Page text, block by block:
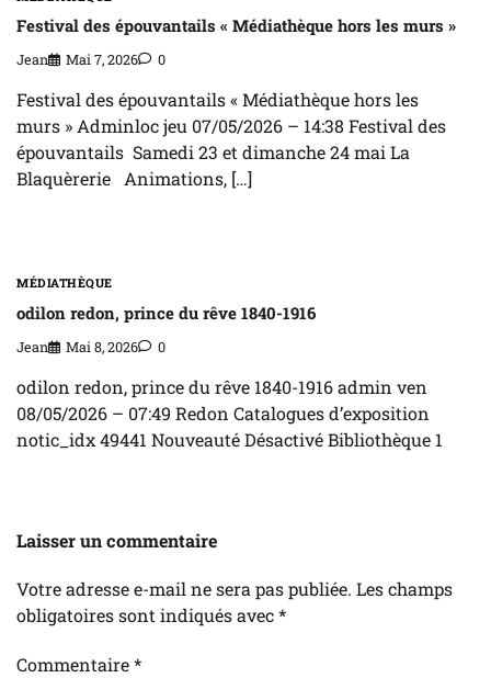
Festival des épouvantails « Médiathèque hors les murs »
Jean Mai 7, 2026 0
Festival des épouvantails « Médiathèque hors les
murs » Adminloc jeu 07/05/2026 – 14:38 Festival des
épouvantails Samedi 23 et dimanche 24 mai La
Blaquèrerie Animations, […]
MÉDIATHÈQUE
odilon redon, prince du rêve 1840-1916
Jean Mai 8, 2026 0
odilon redon, prince du rêve 1840-1916 admin ven
08/05/2026 – 07:49 Redon Catalogues d’exposition
notic_idx 49441 Nouveauté Désactivé Bibliothèque 1
Laisser un commentaire
Votre adresse e-mail ne sera pas publiée. Les champs
obligatoires sont indiqués avec*
Commentaire*